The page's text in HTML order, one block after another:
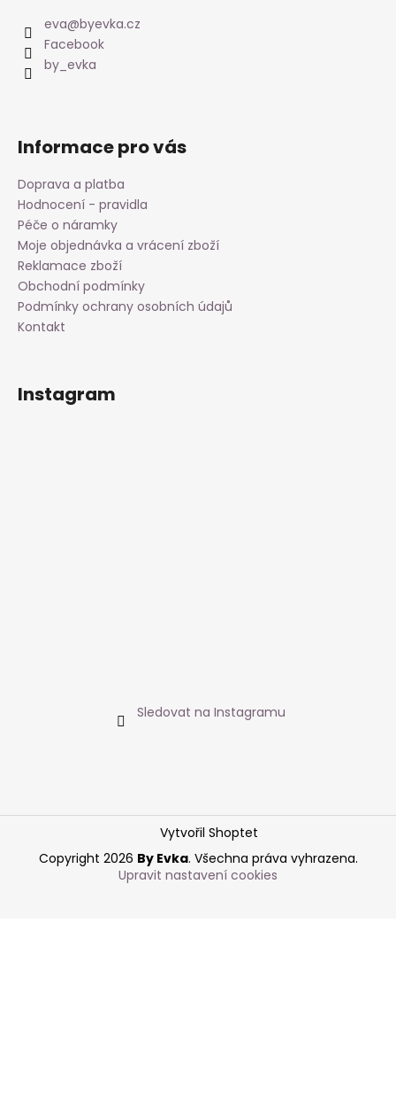
eva@byevka.cz
Facebook
by_evka
Informace pro vás
Doprava a platba
Hodnocení - pravidla
Péče o náramky
Moje objednávka a vrácení zboží
Reklamace zboží
Obchodní podmínky
Podmínky ochrany osobních údajů
Kontakt
Instagram
Sledovat na Instagramu
Vytvořil Shoptet
Copyright 2026 By Evka. Všechna práva vyhrazena.
Upravit nastavení cookies